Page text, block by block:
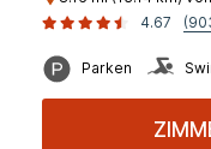
4.67
Parken